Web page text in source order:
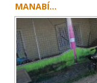
MANABÍ...